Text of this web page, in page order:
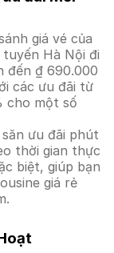
giá vé của
Hà Nội đi
đến ₫ 690.000
các ưu đãi từ
cho một số
ưu đãi phút
thời gian thực
biệt, giúp bạn
giá rẻ